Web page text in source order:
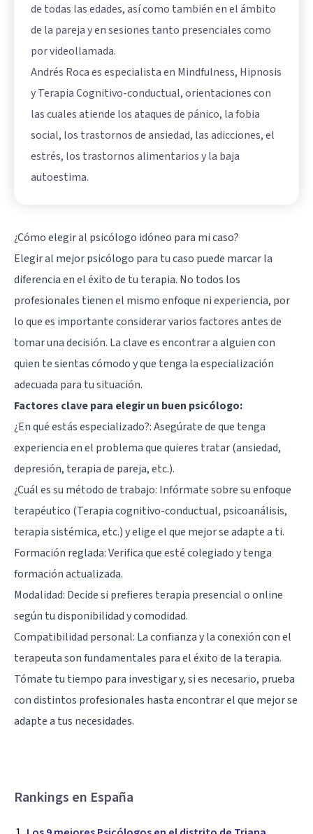
de todas las edades, así como también en el ámbito
de la pareja y en sesiones tanto presenciales como
por videollamada.
Andrés Roca es especialista en Mindfulness, Hipnosis
y Terapia Cognitivo-conductual, orientaciones con
las cuales atiende los ataques de pánico, la fobia
social, los trastornos de ansiedad, las adicciones, el
estrés, los trastornos alimentarios y la baja
autoestima.
¿Cómo elegir al psicólogo idóneo para mi caso?
Elegir al mejor psicólogo para tu caso puede marcar la
diferencia en el éxito de tu terapia. No todos los
profesionales tienen el mismo enfoque ni experiencia, por
lo que es importante considerar varios factores antes de
tomar una decisión. La clave es encontrar a alguien con
quien te sientas cómodo y que tenga la especialización
adecuada para tu situación.
Factores clave para elegir un buen psicólogo:
¿En qué estás especializado?: Asegúrate de que tenga
experiencia en el problema que quieres tratar (ansiedad,
depresión, terapia de pareja, etc.).
¿Cuál es su método de trabajo: Infórmate sobre su enfoque
terapéutico (Terapia cognitivo-conductual, psicoanálisis,
terapia sistémica, etc.) y elige el que mejor se adapte a ti.
Formación reglada: Verifica que esté colegiado y tenga
formación actualizada.
Modalidad: Decide si prefieres terapia presencial o online
según tu disponibilidad y comodidad.
Compatibilidad personal: La confianza y la conexión con el
terapeuta son fundamentales para el éxito de la terapia.
Tómate tu tiempo para investigar y, si es necesario, prueba
con distintos profesionales hasta encontrar el que mejor se
adapte a tus necesidades.
Rankings en España